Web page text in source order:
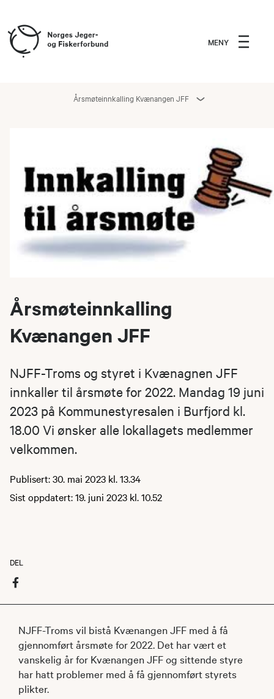
MENY
Årsmøteinnkalling Kvænangen JFF
Årsmøteinnkalling
Kvænangen JFF
NJFF-Troms og styret i Kvænagnen JFF
innkaller til årsmøte for 2022. Mandag 19 juni
2023 på Kommunestyresalen i Burfjord kl.
18.00 Vi ønsker alle lokallagets medlemmer
velkommen.
Publisert: 30. mai 2023 kl. 13.34
Sist oppdatert: 19. juni 2023 kl. 10.52
DEL
NJFF-Troms vil bistå Kvænangen JFF med å få
gjennomført årsmøte for 2022. Det har vært et
vanskelig år for Kvænangen JFF og sittende styre
har hatt problemer med å få gjennomført styrets
plikter.